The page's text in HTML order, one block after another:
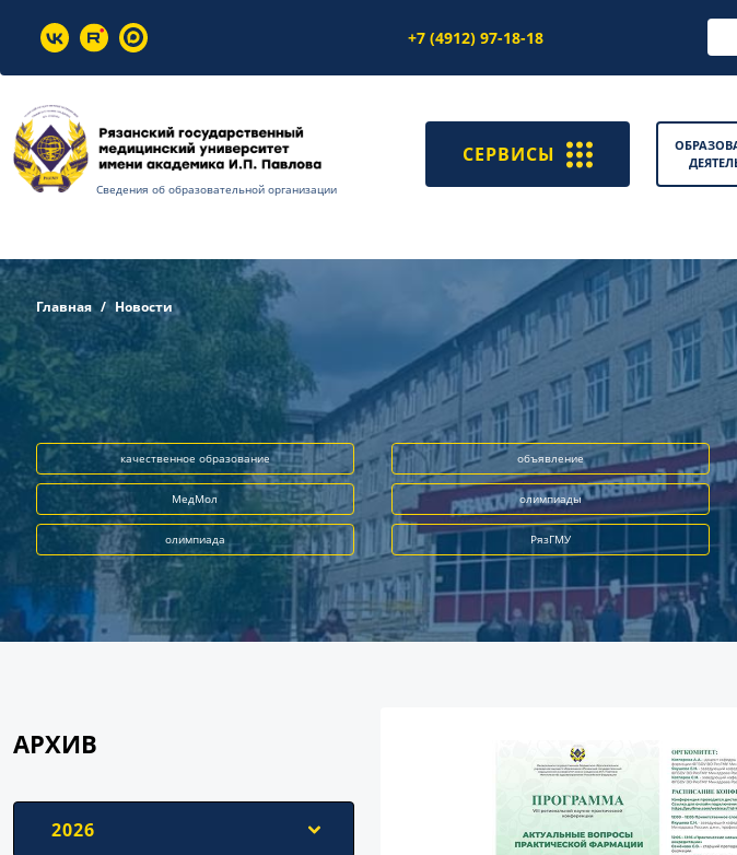
+7 (4912) 97-18-18
Сведения об образовательной организации
СЕРВИСЫ
Главная Новости
качественное образование объявление
МедМол олимпиады
олимпиада РязГМУ
АРХИВ
2026